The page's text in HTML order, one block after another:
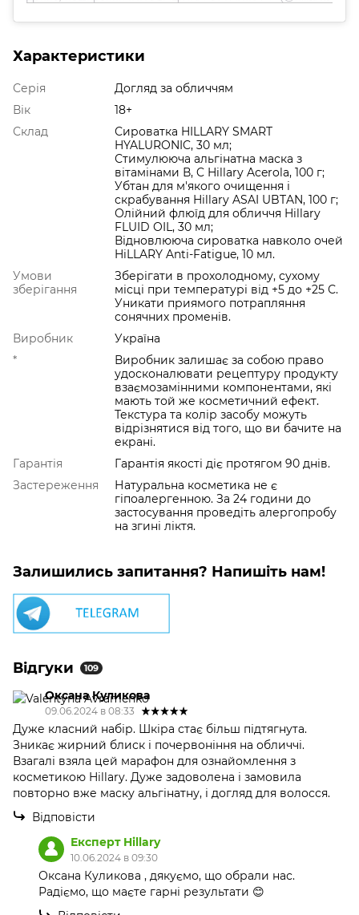
Характеристики
Серія
Догляд за обличчям
Вік
18+
Склад
Сироватка HILLARY SMART
HYALURONIC, 30 мл;
Стимулююча альгінатна маска з
вітамінами В, C Hillary Acerola, 100 г;
Убтан для м'якого очищення і
скрабування Hillary ASAI UBTAN, 100 г;
Олійний флюїд для обличчя Hillary
FLUID OIL, 30 мл;
Відновлююча сироватка навколо очей
HiLLARY Anti-Fatigue, 10 мл.
Умови
зберігання
Зберігати в прохолодному, сухому
місці при температурі від +5 до +25 С.
Уникати приямого потрапляння
сонячних променів.
Виробник
Україна
*
Виробник залишає за собою право
удосконалювати рецептуру продукту
взаємозамінними компонентами, які
мають той же косметичний ефект.
Текстура та колір засобу можуть
відрізнятися від того, що ви бачите на
екрані.
Гарантія
Гарантія якості діє протягом 90 днів.
Застереження
Натуральна косметика не є
гіпоалергенною. За 24 години до
застосування проведіть алергопробу
на згині ліктя.
Залишились запитання? Напишіть нам!
Відгуки 109
Оксана Куликова
09.06.2024 в 08:33
Дуже класний набір. Шкіра стає більш підтягнута.
Зникає жирний блиск і почервоніння на обличчі.
Взагалі взяла цей марафон для ознайомлення з
косметикою Hillary. Дуже задоволена і замовила
повторно вже маску альгінатну, і догляд для волосся.
Відповісти
Експерт Hillary
10.06.2024 в 09:30
Оксана Куликова , дякуємо, що обрали нас.
Радіємо, що маєте гарні результати 😊